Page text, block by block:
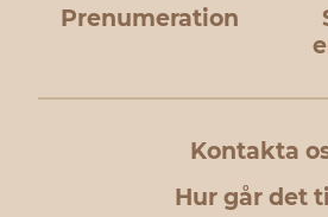
Prenumeration
Kontakta
Hur går det